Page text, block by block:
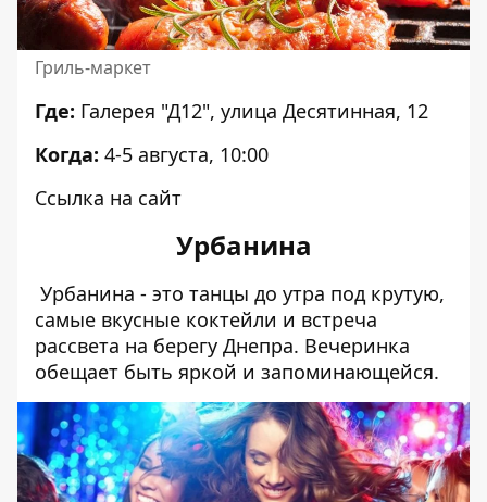
Гриль-маркет
Где: Галерея "Д12", улица Десятинная, 12
Когда: 4-5 августа, 10:00
Ссылка на сайт
Урбанина
Урбанина - это танцы до утра под крутую,
самые вкусные коктейли и встреча
рассвета на берегу Днепра. Вечеринка
обещает быть яркой и запоминающейся.